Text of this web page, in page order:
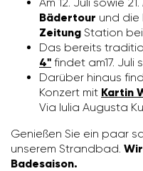
Bädertour und die
Zeitung Station
Das bereits
4" findet am17. Juli
Darüber hinaus
Konzert mit Kartin
Via Iulia Augusta
Genießen Sie ein paar
unserem Strandbad.
Badesaison.